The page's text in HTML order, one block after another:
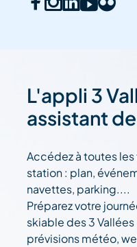
L'appli 3
assistant
Accédez à toutes
station : plan,
navettes, parking....
Préparez votre
skiable des 3
prévisions météo,